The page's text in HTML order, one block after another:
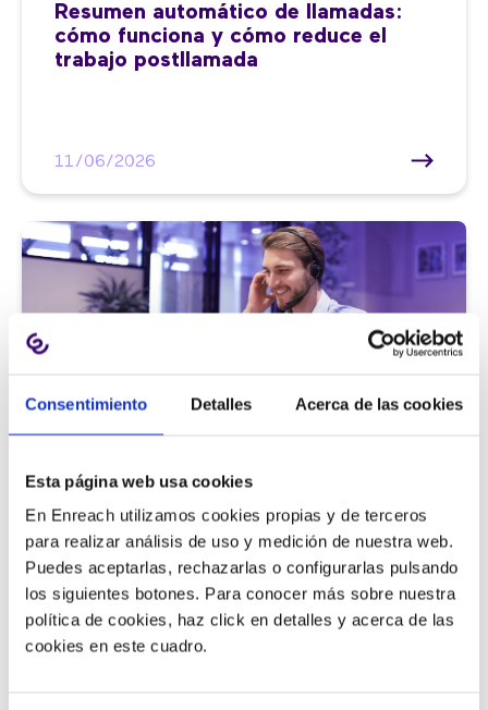
Consentimiento Detalles Acerca de las cookies
Esta página web usa cookies
En Enreach utilizamos cookies propias y de terceros
para realizar análisis de uso y medición de nuestra web.
Puedes aceptarlas, rechazarlas o configurarlas pulsando
los siguientes botones. Para conocer más sobre nuestra
política de cookies, haz click en detalles y acerca de las
cookies en este cuadro.
Resumen automático de llamadas:
cómo funciona y cómo reduce el
trabajo postllamada
11/06/2026
9 métricas de call center para medir
la satisfacción del cliente
11/06/2026